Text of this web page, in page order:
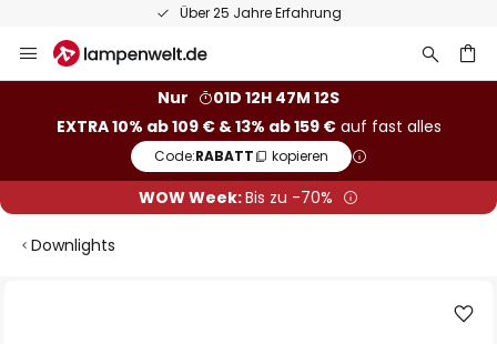
Über 25 Jahre Erfahrung
Inhalt
Nur
01D 12H 47M 12S
EXTRA 10% ab 109 € & 13% ab 159 €auf fast alles
Code:RABATT kopieren
WOW Week:Bis zu -70%
Downlights